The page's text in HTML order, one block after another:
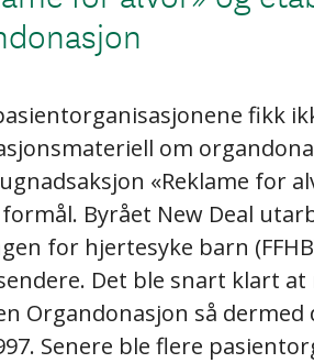
fikk
om
«Reklame for
Byrået New Deal
for hjertesyke barn
Det ble snart klart
Organdonasjon så
Senere ble flere